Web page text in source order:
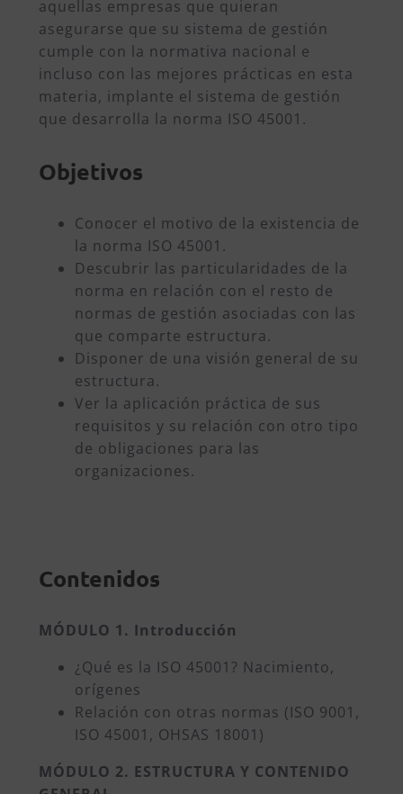
aquellas empresas que quieran
asegurarse que su sistema de gestión
cumple con la normativa nacional e
incluso con las mejores prácticas en esta
materia, implante el sistema de gestión
que desarrolla la norma ISO 45001.
Objetivos
Conocer el motivo de la existencia de
la norma ISO 45001.
Descubrir las particularidades de la
norma en relación con el resto de
normas de gestión asociadas con las
que comparte estructura.
Disponer de una visión general de su
estructura.
Ver la aplicación práctica de sus
requisitos y su relación con otro tipo
de obligaciones para las
organizaciones.
Contenidos
MÓDULO 1. Introducción
¿Qué es la ISO 45001? Nacimiento,
orígenes
Relación con otras normas (ISO 9001,
ISO 45001, OHSAS 18001)
MÓDULO 2. ESTRUCTURA Y CONTENIDO